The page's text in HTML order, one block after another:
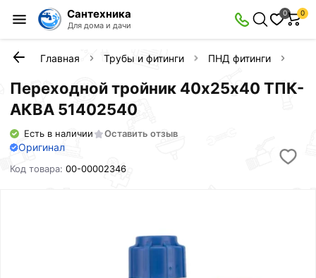
Сантехника
Для дома и дачи
0 0
Главная Трубы и фитинги ПНД фитинги
Переходной тройник 40х25х40 ТПК-
АКВА 51402540
Есть в наличии Оставить отзыв
Оригинал
Код товара:00-00002346